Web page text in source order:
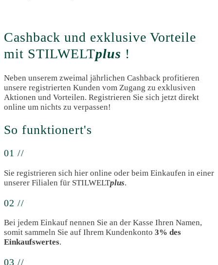
Cashback und exklusive Vorteile
mit STILWELTplus !
Neben unserem zweimal jährlichen Cashback profitieren
unsere registrierten Kunden vom Zugang zu exklusiven
Aktionen und Vorteilen. Registrieren Sie sich jetzt direkt
online um nichts zu verpassen!
So funktionert's
01 //
Sie registrieren sich hier online oder beim Einkaufen in einer
unserer Filialen für STILWELTplus.
02 //
Bei jedem Einkauf nennen Sie an der Kasse Ihren Namen,
somit sammeln Sie auf Ihrem Kundenkonto 3% des
Einkaufswertes.
03 //